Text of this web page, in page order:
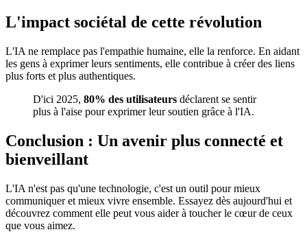
L'impact sociétal de cette révolution
L'IA ne remplace pas l'empathie humaine, elle la renforce. En aidant
les gens à exprimer leurs sentiments, elle contribue à créer des liens
plus forts et plus authentiques.
D'ici 2025, 80% des utilisateurs déclarent se sentir
plus à l'aise pour exprimer leur soutien grâce à l'IA.
Conclusion : Un avenir plus connecté et
bienveillant
L'IA n'est pas qu'une technologie, c'est un outil pour mieux
communiquer et mieux vivre ensemble. Essayez dès aujourd'hui et
découvrez comment elle peut vous aider à toucher le cœur de ceux
que vous aimez.